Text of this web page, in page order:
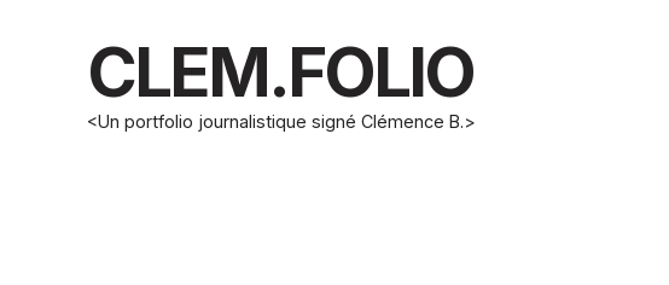
CLEM.FOLIO
<Un portfolio journalistique signé Clémence B.>